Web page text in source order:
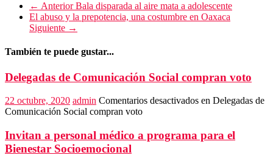
← AnteriorBala disparada al aire mata a adolescente
El abuso y la prepotencia, una costumbre en Oaxaca
Siguiente →
También te puede gustar...
Delegadas de Comunicación Social compran voto
22 octubre, 2020 admin Comentarios desactivados en Delegadas de
Comunicación Social compran voto
Invitan a personal médico a programa para el
Bienestar Socioemocional